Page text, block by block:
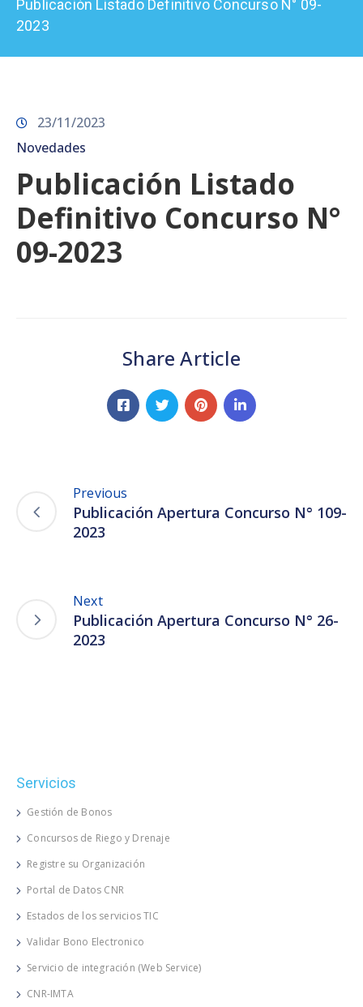
Prensa
Publicación Listado Definitivo Concurso N° 09-
2023
23/11/2023
Novedades
Publicación Listado
Definitivo Concurso N°
09-2023
Share Article
Previous
Publicación Apertura Concurso N° 109-
2023
Next
Publicación Apertura Concurso N° 26-
2023
Servicios
Gestión de Bonos
Concursos de Riego y Drenaje
Registre su Organización
Portal de Datos CNR
Estados de los servicios TIC
Validar Bono Electronico
Servicio de integración (Web Service)
CNR-IMTA